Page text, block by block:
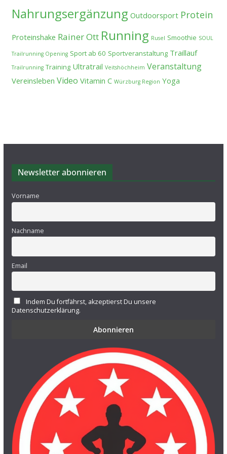
Nahrungsergänzung Outdoorsport Protein
Proteinshake Rainer Ott Running Rusel Smoothie SOUL
Trailrunning Opening Sport ab 60 Sportveranstaltung Traillauf
Trailrunning Training Ultratrail Veitshöchheim Veranstaltung
Vereinsleben Video Vitamin C Würzburg Region Yoga
Newsletter abonnieren
Vorname
Nachname
Email
Indem Du fortfährst, akzeptierst Du unsere
Datenschutzerklärung.